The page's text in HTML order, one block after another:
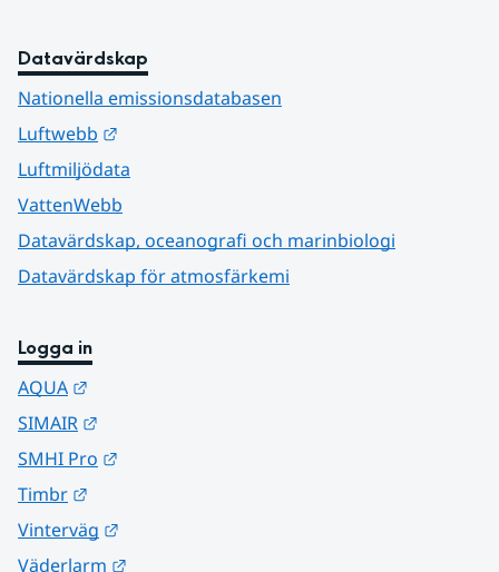
Datavärdskap
Nationella emissionsdatabasen
Luftwebb
Luftmiljödata
VattenWebb
Datavärdskap, oceanografi och marinbiologi
Datavärdskap för atmosfärkemi
Logga in
AQUA
SIMAIR
SMHI Pro
Timbr
Vinterväg
Väderlarm